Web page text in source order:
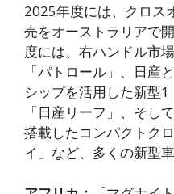
2025年度には、クロス
売をオーストラリアで
度には、右ハンドル市
「パトロール」、日産
シップを活用した新型
「日産リーフ」、そし
搭載したコンパクトク
イ」など、多くの新型